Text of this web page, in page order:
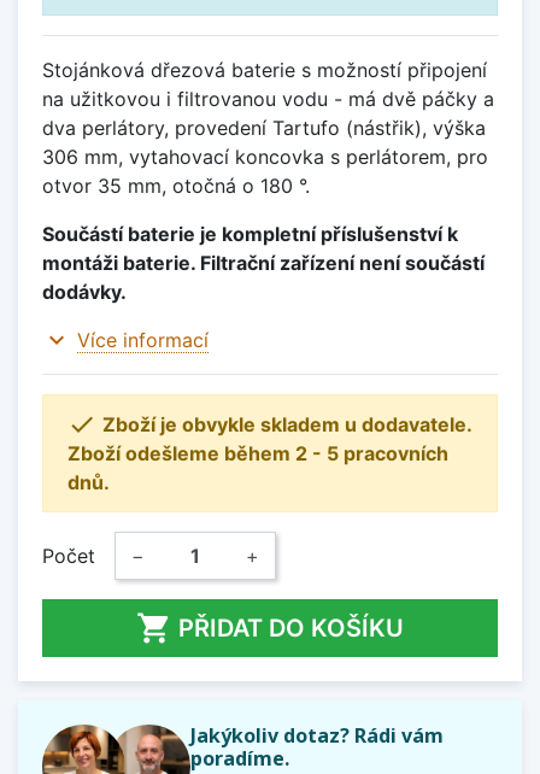
Stojánková dřezová baterie s možností připojení
na užitkovou i filtrovanou vodu - má dvě páčky a
dva perlátory, provedení Tartufo (nástřik), výška
306 mm, vytahovací koncovka s perlátorem, pro
otvor 35 mm, otočná o 180 °.
Součástí baterie je kompletní příslušenství k
montáži baterie. Filtrační zařízení není součástí
dodávky.
expand_more Více informací
 Zboží je obvykle skladem u dodavatele.
Zboží odešleme během 2 - 5 pracovních
dnů.
Počet − +
 PŘIDAT DO KOŠÍKU
Jakýkoliv dotaz? Rádi vám
poradíme.